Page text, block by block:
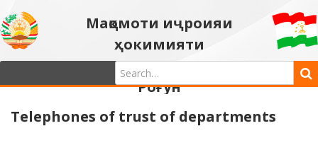
Мақомоти иҷроияи
ҳокимияти
давлатии шаҳри
Роғун
Telephones of trust of departments